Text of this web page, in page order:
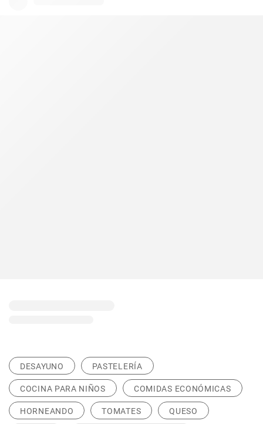
DESAYUNO PASTELERÍA
COCINA PARA NIÑOS COMIDAS ECONÓMICAS
HORNEANDO TOMATES QUESO